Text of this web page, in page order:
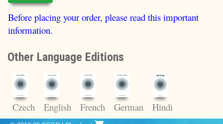
Before placing your order, please read this important
information.
Other Language Editions
Czech English French German Hindi